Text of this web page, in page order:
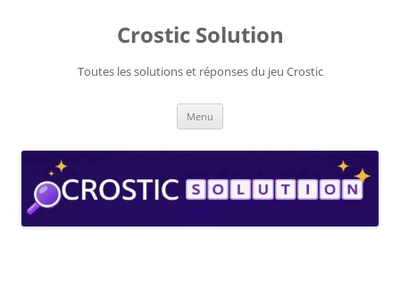
Crostic Solution
Toutes les solutions et réponses du jeu Crostic
Menu